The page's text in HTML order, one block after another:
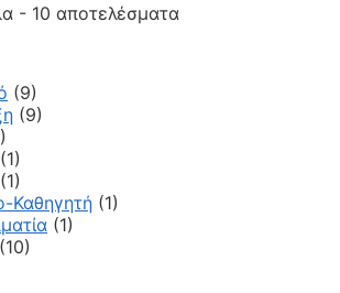
- 10 αποτελέσματα
(9)
(9)
(1)
(1)
Καθηγητή (1)
(1)
(10)